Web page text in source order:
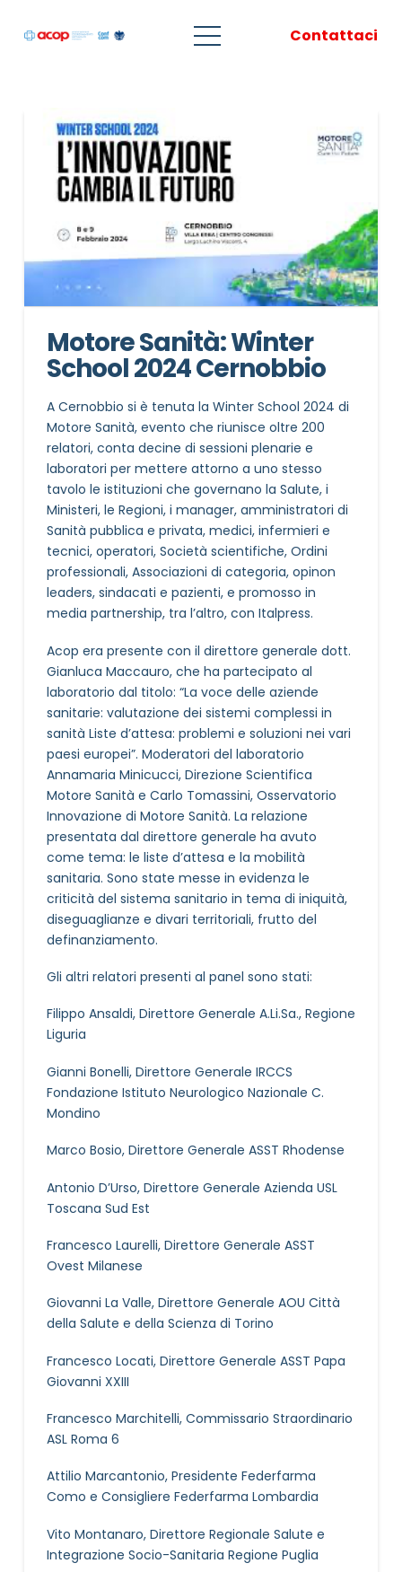
Contattaci
Motore Sanità: Winter
School 2024 Cernobbio
A Cernobbio si è tenuta la Winter School 2024 di
Motore Sanità, evento che riunisce oltre 200
relatori, conta decine di sessioni plenarie e
laboratori per mettere attorno a uno stesso
tavolo le istituzioni che governano la Salute, i
Ministeri, le Regioni, i manager, amministratori di
Sanità pubblica e privata, medici, infermieri e
tecnici, operatori, Società scientifiche, Ordini
professionali, Associazioni di categoria, opinon
leaders, sindacati e pazienti, e promosso in
media partnership, tra l’altro, con Italpress.
Acop era presente con il direttore generale dott.
Gianluca Maccauro, che ha partecipato al
laboratorio dal titolo: “La voce delle aziende
sanitarie: valutazione dei sistemi complessi in
sanità Liste d’attesa: problemi e soluzioni nei vari
paesi europei”. Moderatori del laboratorio
Annamaria Minicucci, Direzione Scientifica
Motore Sanità e Carlo Tomassini, Osservatorio
Innovazione di Motore Sanità. La relazione
presentata dal direttore generale ha avuto
come tema: le liste d’attesa e la mobilità
sanitaria. Sono state messe in evidenza le
criticità del sistema sanitario in tema di iniquità,
diseguaglianze e divari territoriali, frutto del
definanziamento.
Gli altri relatori presenti al panel sono stati:
Filippo Ansaldi, Direttore Generale A.Li.Sa., Regione
Liguria
Gianni Bonelli, Direttore Generale IRCCS
Fondazione Istituto Neurologico Nazionale C.
Mondino
Marco Bosio, Direttore Generale ASST Rhodense
Antonio D’Urso, Direttore Generale Azienda USL
Toscana Sud Est
Francesco Laurelli, Direttore Generale ASST
Ovest Milanese
Giovanni La Valle, Direttore Generale AOU Città
della Salute e della Scienza di Torino
Francesco Locati, Direttore Generale ASST Papa
Giovanni XXIII
Francesco Marchitelli, Commissario Straordinario
ASL Roma 6
Attilio Marcantonio, Presidente Federfarma
Como e Consigliere Federfarma Lombardia
Vito Montanaro, Direttore Regionale Salute e
Integrazione Socio-Sanitaria Regione Puglia